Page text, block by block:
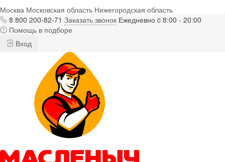
Москва Московская область Нижегородская область
8 800 200-82-71 Заказать звонок Ежедневно c 8:00 - 20:00
Помощь в подборе
Вход